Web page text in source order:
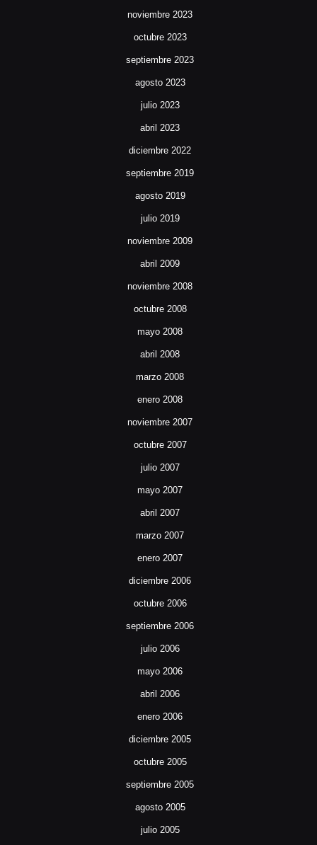
noviembre 2023
octubre 2023
septiembre 2023
agosto 2023
julio 2023
abril 2023
diciembre 2022
septiembre 2019
agosto 2019
julio 2019
noviembre 2009
abril 2009
noviembre 2008
octubre 2008
mayo 2008
abril 2008
marzo 2008
enero 2008
noviembre 2007
octubre 2007
julio 2007
mayo 2007
abril 2007
marzo 2007
enero 2007
diciembre 2006
octubre 2006
septiembre 2006
julio 2006
mayo 2006
abril 2006
enero 2006
diciembre 2005
octubre 2005
septiembre 2005
agosto 2005
julio 2005